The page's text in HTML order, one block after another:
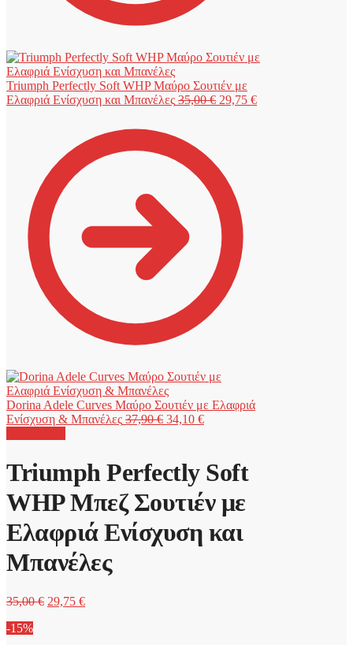
Triumph Perfectly Soft WHP Μαύρο Σουτιέν με
Ελαφριά Ενίσχυση και Μπανέλες 35,00€ Original
29,75 €Η
Dorina Adele Curves Μαύρο Σουτιέν με Ελαφριά
Ενίσχυση & Μπανέλες 37,90€ Original
37,90 €.
34,10 €Η
34,10 €.
Triumph Perfectly Soft
WHP Μπεζ Σουτιέν με
Ελαφριά Ενίσχυση και
Μπανέλες
35,00€ Original
29,75 €Η
-15%